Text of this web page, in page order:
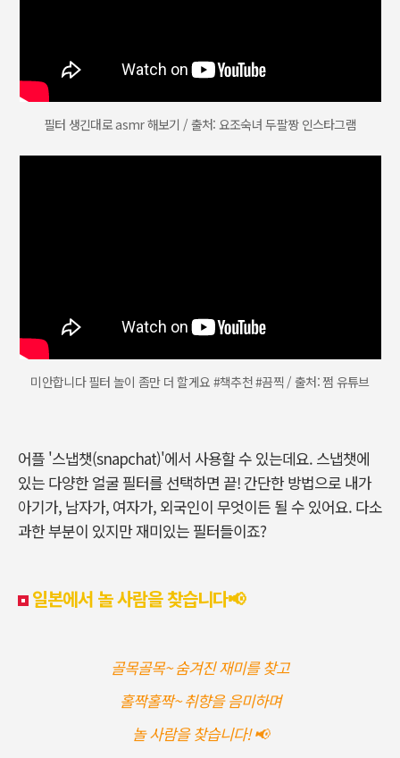
필터 생긴대로 asmr 해보기 / 출처: 요조숙녀 두팔짱 인스타그램
미안합니다 필터 놀이 좀만 더 할게요 #책추천 #끔찍 / 출처: 쩜 유튜브
어플 '스냅챗(snapchat)'에서 사용할 수 있는데요. 스냅챗에
있는 다양한 얼굴 필터를 선택하면 끝! 간단한 방법으로 내가
아기가, 남자가, 여자가, 외국인이 무엇이든 될 수 있어요. 다소
과한 부분이 있지만 재미있는 필터들이죠?
일본에서 놀 사람을 찾습니다📢
골목골목~ 숨겨진 재미를 찾고
홀짝홀짝~ 취향을 음미하며
놀 사람을 찾습니다! 📢